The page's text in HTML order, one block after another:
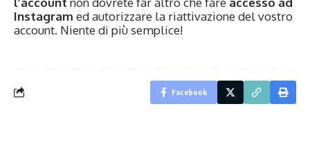
Instagram ed autorizzare la riattivazione del vostro
account. Niente di più semplice!
Facebook